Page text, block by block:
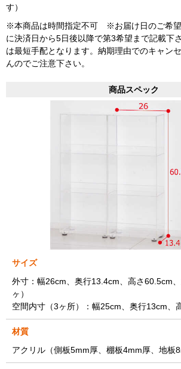
す）
※本商品は時間指定不可 ※お届け日のご希望
に決済日から5日後以降で第3希望まで記載下
は最短手配となります。納期理由でのキャン
んのでご注意下さい。
商品スペック
サイズ
外寸：幅26cm、奥行13.4cm、高さ60.5cm
ヶ）
空間内寸（3ヶ所）：幅25cm、奥行13cm、
材質
アクリル（側板5mm厚、棚板4mm厚、地板